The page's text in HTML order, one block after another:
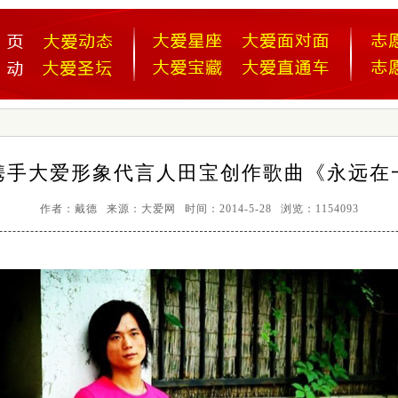
手大爱形象代言人田宝创作歌曲《永远在
作者：戴德 来源：大爱网 时间：2014-5-28 浏览：1154093